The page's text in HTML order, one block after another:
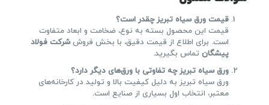
قیمت ورق سیاه تبریز چقدر است؟
قیمت این محصول بسته به نوع، ضخامت و ابعاد متفاوت
است. برای اطلاع از قیمت دقیق، با بخش فروششرکت فولاد
پیشگانتماس بگیرید.
ورق سیاه تبریز چه تفاوتی با ورق‌های دیگر دارد؟
ورق سیاه تبریز به دلیل کیفیت بالا و تولید در کارخانه‌های
معتبر، انتخاب اول بسیاری از صنایع است.